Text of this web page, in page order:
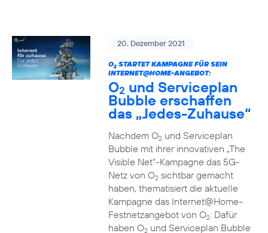
20. Dezember 2021
O2STARTET KAMPAGNE FÜR SEIN
INTERNET@HOME-ANGEBOT:
O2 und Serviceplan
Bubble erschaffen
das „Jedes-Zuhause“
Nachdem O2und Serviceplan
Bubble mit ihrer innovativen „The
Visible Net“-Kampagne das 5G-
Netz von O2sichtbar gemacht
haben, thematisiert die aktuelle
Kampagne das Internet@Home-
Festnetzangebot von O2: Dafür
haben O2und Serviceplan Bubble